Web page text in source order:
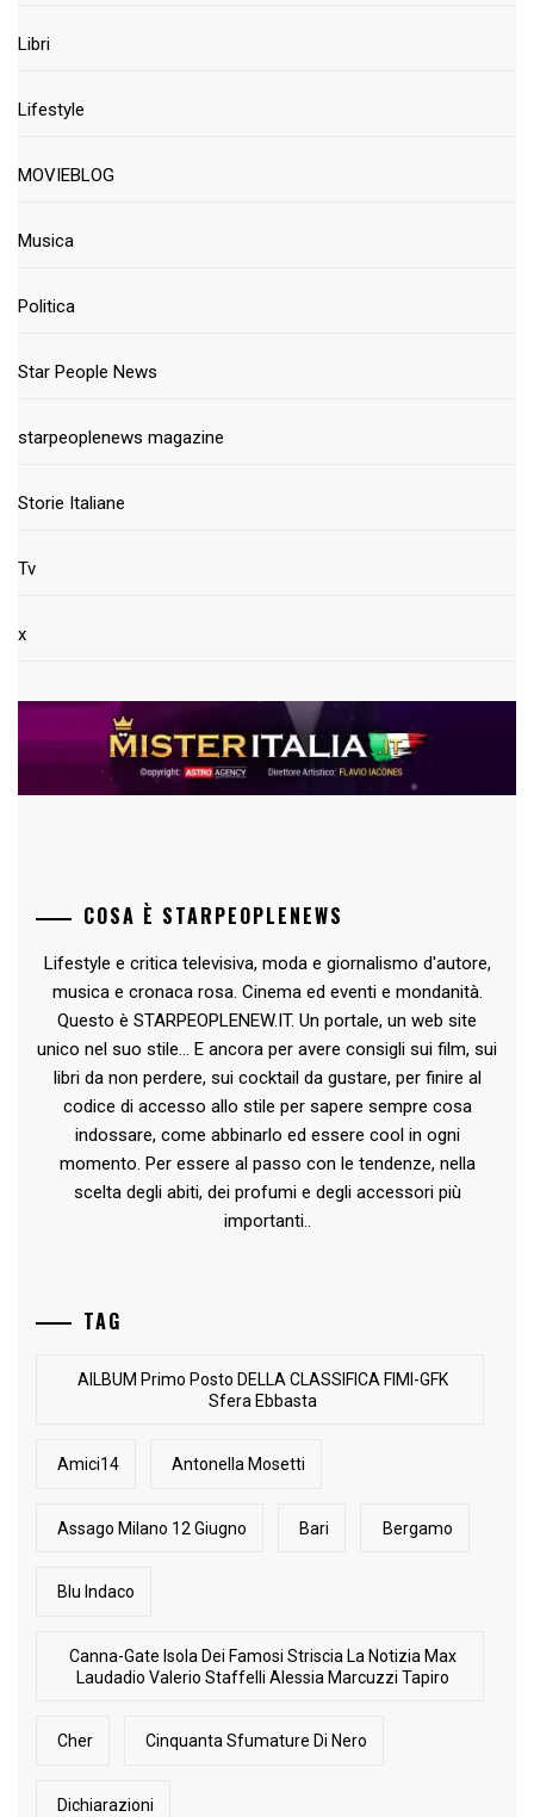
Libri
Lifestyle
MOVIEBLOG
Musica
Politica
Star People News
starpeoplenews magazine
Storie Italiane
Tv
x
COSA È STARPEOPLENEWS
Lifestyle e critica televisiva, moda e giornalismo d'autore,
musica e cronaca rosa. Cinema ed eventi e mondanità.
Questo è STARPEOPLENEW.IT. Un portale, un web site
unico nel suo stile... E ancora per avere consigli sui film, sui
libri da non perdere, sui cocktail da gustare, per finire al
codice di accesso allo stile per sapere sempre cosa
indossare, come abbinarlo ed essere cool in ogni
momento. Per essere al passo con le tendenze, nella
scelta degli abiti, dei profumi e degli accessori più
importanti..
TAG
AlLBUM Primo Posto DELLA CLASSIFICA FIMI-GFK
Sfera Ebbasta
Amici14 Antonella Mosetti
Assago Milano 12 Giugno Bari Bergamo
Blu Indaco
Canna-Gate Isola Dei Famosi Striscia La Notizia Max
Laudadio Valerio Staffelli Alessia Marcuzzi Tapiro
Cher Cinquanta Sfumature Di Nero
Dichiarazioni